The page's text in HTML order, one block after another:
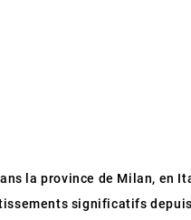
la province de Milan, en
significatifs